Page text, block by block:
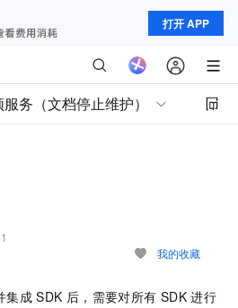
打开 APP
务（文档停止维护）
我的收藏
集成 SDK 后，需要对所有 SDK 进行